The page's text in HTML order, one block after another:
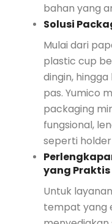
bahan yang
Solusi
Mulai dari
plastic cup
dingin,
pas. Yumico
packaging
fungsional,
seperti
yang Praktis
Untuk
tempat yang